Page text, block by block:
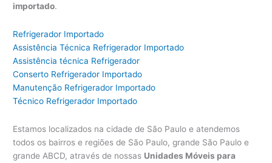
importado.
Refrigerador Importado
Assistência Técnica Refrigerador Importado
Assistência técnica Refrigerador
Conserto Refrigerador Importado
Manutenção Refrigerador Importado
Técnico Refrigerador Importado
Estamos localizados na cidade de São Paulo e atendemos
todos os bairros e regiões de São Paulo, grande São Paulo e
grande ABCD, através de nossas Unidades Móveis para